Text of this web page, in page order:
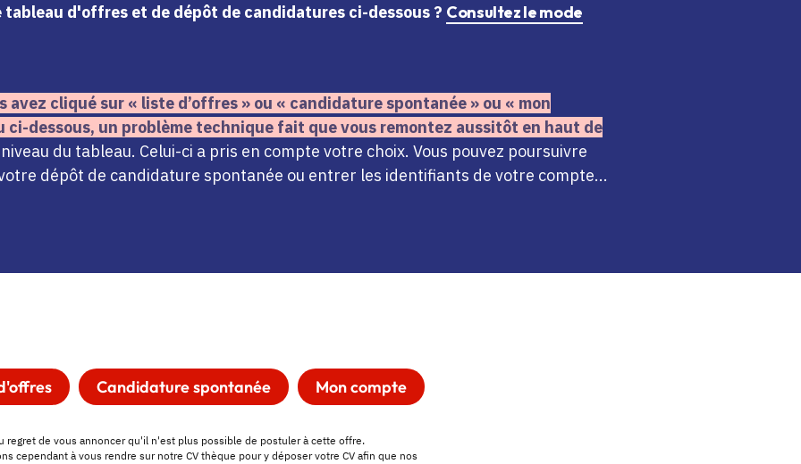
d'offres et de dépôt de candidatures ci-dessous ? Consultez le mode
cliqué sur « liste d’offres » ou « candidature spontanée » ou « mon
ci-dessous, un problème technique fait que vous remontez aussitôt en haut de
du tableau. Celui-ci a pris en compte votre choix. Vous pouvez poursuivre
dépôt de candidature spontanée ou entrer les identifiants de votre compte...